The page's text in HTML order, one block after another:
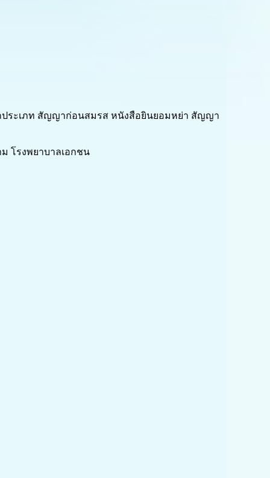
ประเภท สัญญาก่อนสมรส หนังสือยินยอมหย่า สัญญา
โรงพยาบาลเอกชน